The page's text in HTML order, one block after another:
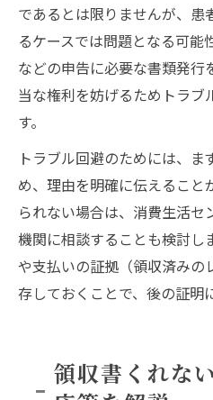
であるとは限りませんが、患
るケースでは問題となる可能
などの申告に必要な書類発行
当な権利を妨げるためトラブ
す。
トラブル回避のためには、
め、理由を明確に伝えること
られない場合は、消費生活
機関に相談することも検討し
や支払いの証拠（領収済みの
存しておくことで、後の証明
領収書くれな